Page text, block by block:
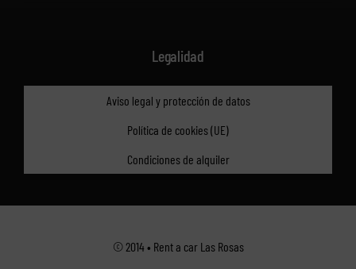
Legalidad
Aviso legal y protección de datos
Política de cookies (UE)
Condiciones de alquiler
© 2014 • Rent a car Las Rosas